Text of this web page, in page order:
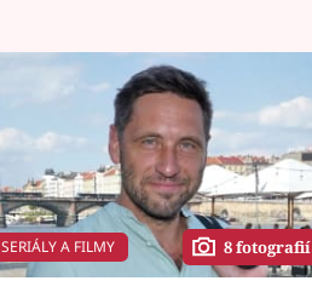
SERIÁLY A FILMY 8 fotografií